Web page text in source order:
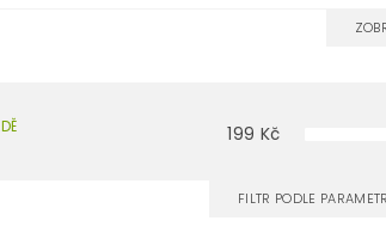
199 Kč
FILTR PODLE